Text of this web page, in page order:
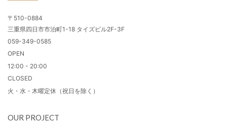
〒510-0884
三重県四日市市泊町1-18 タイズビル2F-3F
059-349-0585
OPEN
12:00 - 20:00
CLOSED
火・水・木曜定休（祝日を除く）
OUR PROJECT